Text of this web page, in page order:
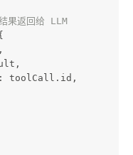
返回给 LLM
,
toolCall.id,